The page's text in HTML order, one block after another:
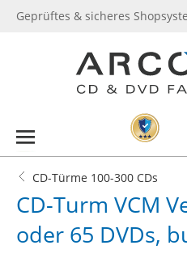
Geprüftes & sicheres
CD-Türme 100-300 CDs
CD-Turm VCM
oder 65 DVDs,